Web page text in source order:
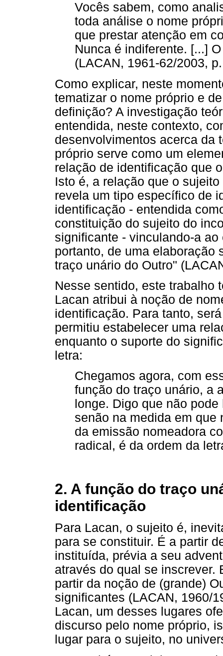
Vocês sabem, como
toda análise o nome
que prestar atenção em
Nunca é indiferente. [...]
(LACAN, 1961-62/2003,
Como explicar, neste
tematizar o nome próprio e
definição? A investigação
entendida, neste contexto,
desenvolvimentos acerca da
próprio serve como um
relação de identificação que
Isto é, a relação que o
revela um tipo específico de
identificação - entendida
constituição do sujeito do
significante - vinculando-a
portanto, de uma elaboração
traço unário do Outro"
Nesse sentido, este trabalho
Lacan atribui à noção de
identificação. Para tanto,
permitiu estabelecer uma
enquanto o suporte do
letra:
Chegamos agora, com
função do traço unário, a
longe. Digo que não
senão na medida em que
da emissão nomeadora
radical, é da ordem da
2. A função do traço
identificação
Para Lacan, o sujeito é,
para se constituir. É a partir
instituída, prévia a seu
através do qual se inscrever.
partir da noção de (grande)
significantes (LACAN, 1960/
Lacan, um desses lugares
discurso pelo nome próprio,
lugar para o sujeito, no